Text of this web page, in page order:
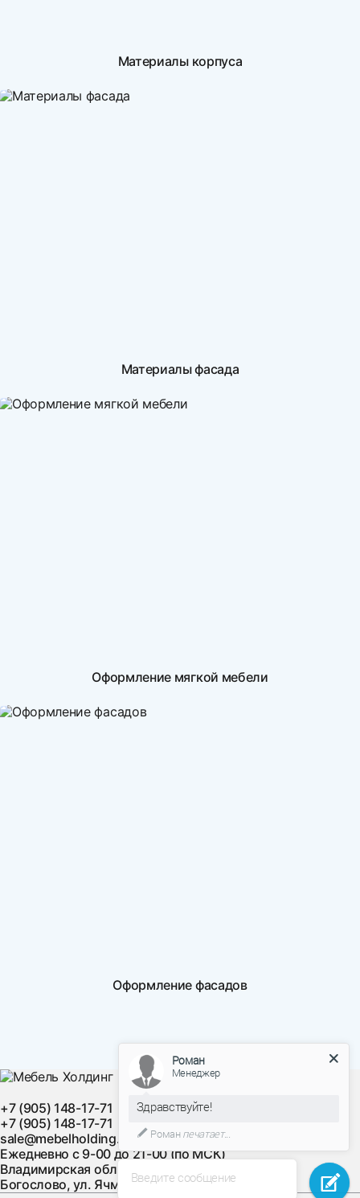
Материалы корпуса
Материалы фасада
Оформление мягкой мебели
Оформление фасадов
+7 (905) 148-17-71
+7 (905) 148-17-71
sale@mebelholding.ru
Ежедневно с 9-00 до 21-00 (по МСК)
Владимирская область, Суздальский район, с.
Богослово, ул. Ячменная, д. 10
Введите сообщение
Роман
Менеджер
Здравствуйте!
Романпечатает...